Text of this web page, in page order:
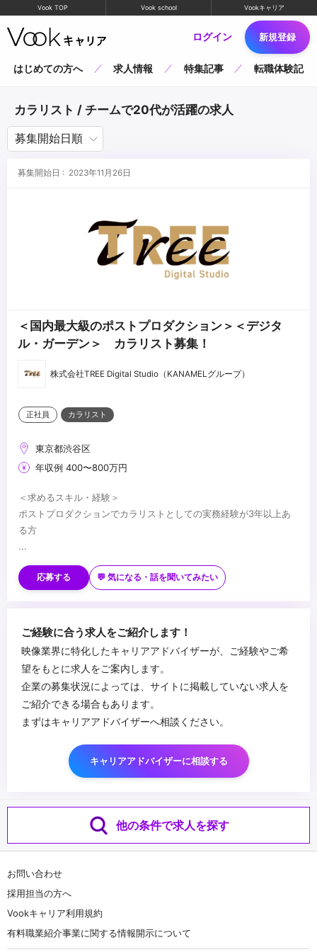
Vook TOP Vook school Vookキャリア
ログイン 新規登録
はじめての方へ 求人情報 特集記事 転職体験記
カラリスト / チームで20代が活躍の求人
募集開始日 : 2023年11月26日
＜国内最大級のポストプロダクション＞＜デジタ
ル・ガーデン＞ カラリスト募集！
株式会社TREE Digital Studio（KANAMELグループ）
正社員 カラリスト
東京都渋谷区
年収例 400〜800万円
＜求めるスキル・経験＞
ポストプロダクションでカラリストとしての実務経験が3年以上あ
る方
...
応募する 💬 気になる・話を聞いてみたい
ご経験に合う求人をご紹介します！
映像業界に特化したキャリアアドバイザーが、ご経験やご希
望をもとに求人をご案内します。
企業の募集状況によっては、サイトに掲載していない求人を
ご紹介できる場合もあります。
まずはキャリアアドバイザーへ相談ください。
キャリアアドバイザーに相談する
他の条件で求人を探す
お問い合わせ
採用担当の方へ
Vookキャリア利用規約
有料職業紹介事業に関する情報開示について